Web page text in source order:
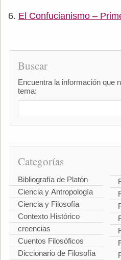
El Confucianismo –
Buscar
Encuentra la información que
tema:
Categorías
Bibliografía de Platón
Ciencia y Antropología
Ciencia y Filosofía
Contexto Histórico
creencias
Cuentos Filosóficos
Diccionario de Filosofía